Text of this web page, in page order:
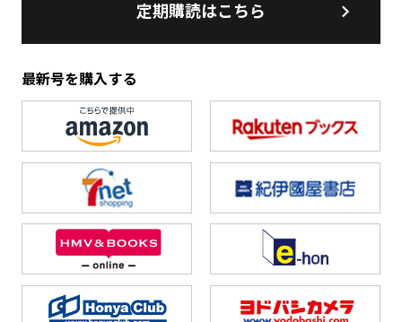
定期購読はこちら
最新号を購入する